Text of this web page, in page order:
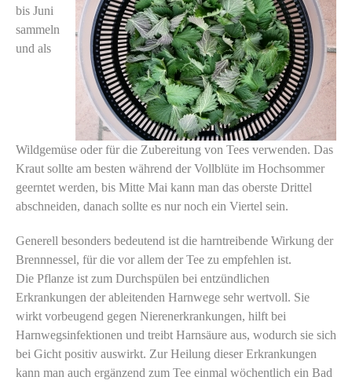
bis Juni
sammeln
und als
Wildgemüse oder für die Zubereitung von Tees verwenden. Das
Kraut sollte am besten während der Vollblüte im Hochsommer
geerntet werden, bis Mitte Mai kann man das oberste Drittel
abschneiden, danach sollte es nur noch ein Viertel sein.
Generell besonders bedeutend ist die harntreibende Wirkung der
Brennnessel, für die vor allem der Tee zu empfehlen ist.
Die Pflanze ist zum Durchspülen bei entzündlichen
Erkrankungen der ableitenden Harnwege sehr wertvoll. Sie
wirkt vorbeugend gegen Nierenerkrankungen, hilft bei
Harnwegsinfektionen und treibt Harnsäure aus, wodurch sie sich
bei Gicht positiv auswirkt. Zur Heilung dieser Erkrankungen
kann man auch ergänzend zum Tee einmal wöchentlich ein Bad